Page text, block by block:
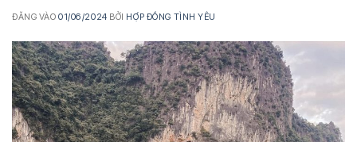
ĐĂNG VÀO01/06/2024 BỞI HỢP ĐỒNG TÌNH YÊU